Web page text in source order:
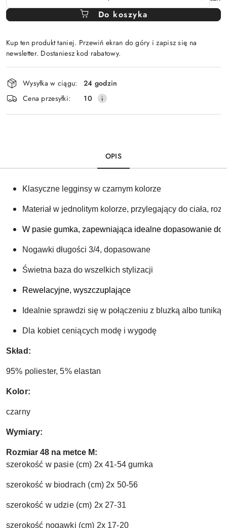
Do koszyka
Kup ten produkt taniej. Przewiń ekran do góry i zapisz się na
newsletter. Dostaniesz kod rabatowy.
Dostępność
i
dostawa
Wysyłka w ciągu:
24 godzin
Cena przesyłki:
10
OPIS
Klasyczne legginsy w czarnym kolorze
Materiał w jednolitym kolorze, przylegający do ciała,
W pasie gumka, zapewniająca idealne dopasowanie do
Nogawki długości 3/4, dopasowane
Świetna baza do wszelkich stylizacji
Rewelacyjne, wyszczuplające
Idealnie sprawdzi się w połączeniu z bluzką albo tuniką
Dla kobiet ceniących modę i wygodę
Skład:
95% poliester, 5% elastan
Kolor:
czarny
Wymiary:
Rozmiar 48 na metce M:
szerokość w pasie (cm) 2x 41-54 gumka
szerokość w biodrach (cm) 2x 50-56
szerokość w udzie (cm) 2x 27-31
szerokość nogawki (cm) 2x 17-20